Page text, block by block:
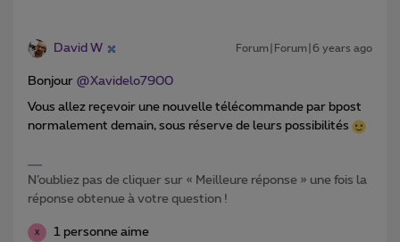
David W Forum|Forum|6 years ago
Bonjour @Xavidelo7900
Vous allez reçevoir une nouvelle télécommande par bpost
normalement demain, sous réserve de leurs possibilités
N’oubliez pas de cliquer sur « Meilleure réponse » une fois la
réponse obtenue à votre question !
X 1 personne aime